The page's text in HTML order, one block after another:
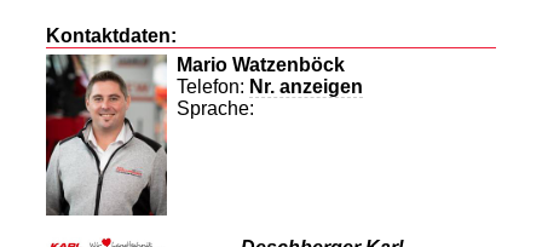
Kontaktdaten:
Mario Watzenböck
Telefon: Nr. anzeigen
Sprache: